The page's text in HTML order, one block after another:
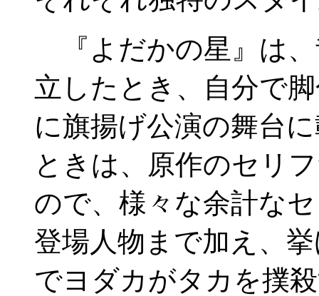
『よだかの星』は、
立したとき、自分で
に旗揚げ公演の舞台
ときは、原作のセリ
ので、様々な余計な
登場人物まで加え、
でヨダカがタカを撲